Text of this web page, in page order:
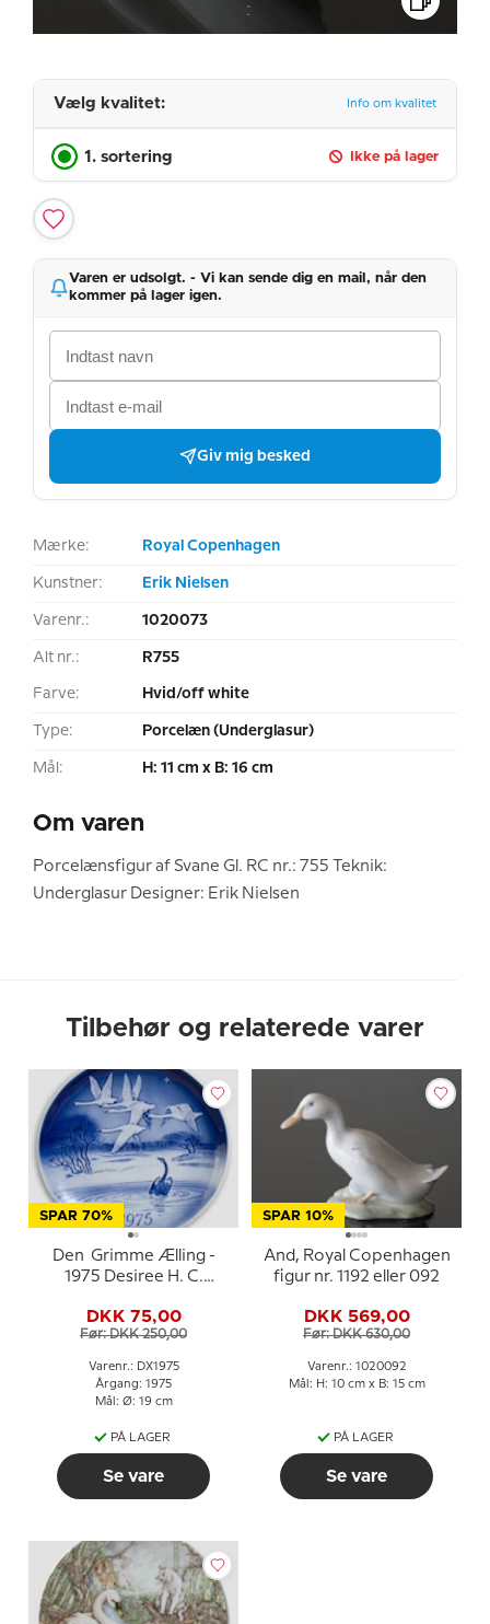
Vælg kvalitet: Info om kvalitet
1. sortering Ikke på lager
Varen er udsolgt. - Vi kan sende dig en mail, når den
kommer på lager igen.
Giv mig besked
Mærke: Royal Copenhagen
Kunstner: Erik Nielsen
Varenr.: 1020073
Alt nr.: R755
Farve: Hvid/off white
Type: Porcelæn (Underglasur)
Mål: H: 11 cm x B: 16 cm
Om varen
Porcelænsfigur af Svane Gl. RC nr.: 755 Teknik:
Underglasur Designer: Erik Nielsen
Tilbehør og relaterede varer
SPAR 70%
Den Grimme Ælling -
1975 Desiree H. C.
DKK 75,00
Før: DKK 250,00
Varenr.: DX1975
Årgang: 1975
Mål: Ø: 19 cm
PÅ LAGER
Se vare
SPAR 10%
And, Royal Copenhagen
figur nr. 1192 eller 092
DKK 569,00
Før: DKK 630,00
Varenr.: 1020092
Mål: H: 10 cm x B: 15 cm
PÅ LAGER
Se vare